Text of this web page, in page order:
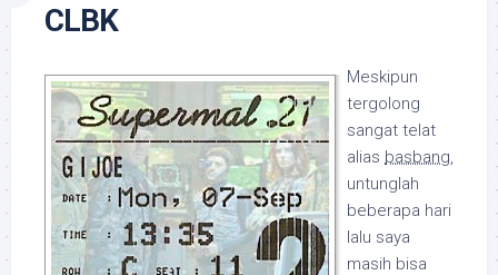
CLBK
Meskipun
tergolong
sangat telat
alias basbang,
untunglah
beberapa hari
lalu saya
masih bisa